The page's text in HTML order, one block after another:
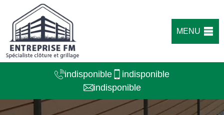
MENU
indisponible
indisponible
indisponible